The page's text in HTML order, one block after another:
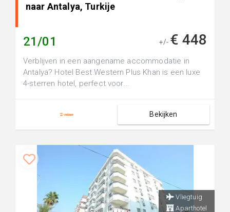
naar Antalya, Turkije
21/01 +/- € 448
Verblijven in een aangename accommodatie in
Antalya? Hotel Best Western Plus Khan is een luxe
4-sterren hotel, perfect voor...
Bekijken
Vliegtuig
Aparthotel